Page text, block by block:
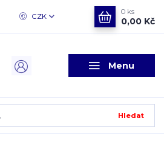
Menu
CZK
Hledat
0 ks
0,00 Kč